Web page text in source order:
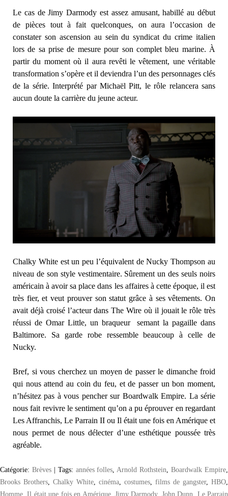
Le cas de Jimy Darmody est assez amusant, habillé au début
de pièces tout à fait quelconques, on aura l’occasion de
constater son ascension au sein du syndicat du crime italien
lors de sa prise de mesure pour son complet bleu marine. À
partir du moment où il aura revêti le vêtement, une véritable
transformation s’opère et il deviendra l’un des personnages clés
de la série. Interprété par Michaël Pitt, le rôle relancera sans
aucun doute la carrière du jeune acteur.
Chalky White est un peu l’équivalent de Nucky Thompson au
niveau de son style vestimentaire. Sûrement un des seuls noirs
américain à avoir sa place dans les affaires à cette époque, il est
très fier, et veut prouver son statut grâce à ses vêtements. On
avait déjà croisé l’acteur dans The Wire où il jouait le rôle très
réussi de Omar Little, un braqueur semant la pagaille dans
Baltimore. Sa garde robe ressemble beaucoup à celle de
Nucky.
Bref, si vous cherchez un moyen de passer le dimanche froid
qui nous attend au coin du feu, et de passer un bon moment,
n’hésitez pas à vous pencher sur Boardwalk Empire. La série
nous fait revivre le sentiment qu’on a pu éprouver en regardant
Les Affranchis, Le Parrain II ou Il était une fois en Amérique et
nous permet de nous délecter d’une esthétique poussée très
agréable.
Catégorie: Brèves | Tags: années folles Arnold Rothstein ,Boardwalk Empire
Brooks Brothers
Chalky White cinéma costumes films de gangster, HBO
Homme ,Il était une fois en Amérique, Jimy Darmody, John Dunn Le Parrain